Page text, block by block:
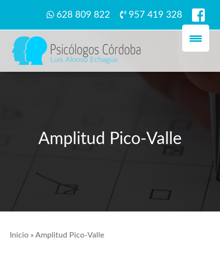
628 809 822 957 419 328
Amplitud Pico-Valle
Inicio » Amplitud Pico-Valle